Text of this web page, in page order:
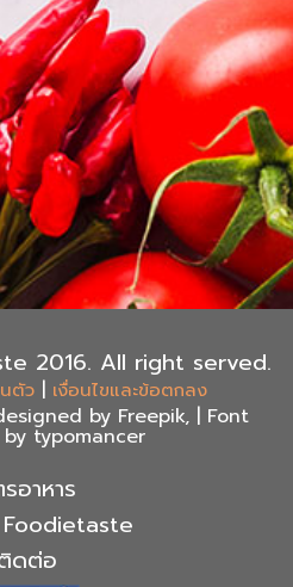
2016. All right served.
ตัว | เงื่อนไขและข้อตกลง
by Freepik, | Font
typomancer
อาหาร
ดต่อ